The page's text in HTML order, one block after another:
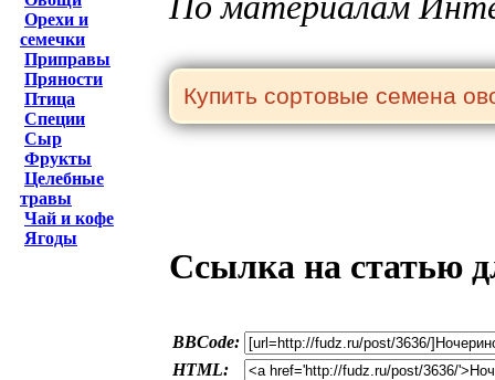
Орехи и
семечки
Приправы
Пряности
Птица
Специи
Сыр
Фрукты
Целебные
травы
Чай и кофе
Ягоды
Ссылка на статью
BBCode:
HTML: